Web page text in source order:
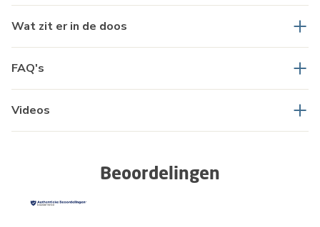
Wat zit er in de doos
FAQ's
Videos
Beoordelingen